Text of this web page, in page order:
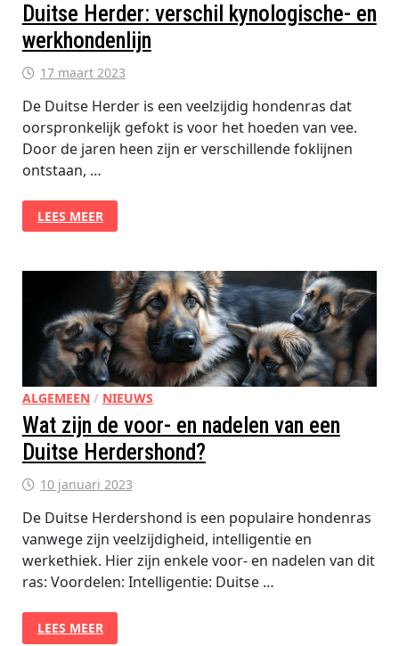
Duitse Herder: verschil kynologische- en
werkhondenlijn
17 maart 2023
De Duitse Herder is een veelzijdig hondenras dat
oorspronkelijk gefokt is voor het hoeden van vee.
Door de jaren heen zijn er verschillende foklijnen
ontstaan, …
DUITSE
HERDER:
VERSCHIL
WERKHONDENLIJN
LEES MEER
ALGEMEEN / NIEUWS
Wat zijn de voor- en nadelen van een
Duitse Herdershond?
10 januari 2023
De Duitse Herdershond is een populaire hondenras
vanwege zijn veelzijdigheid, intelligentie en
werkethiek. Hier zijn enkele voor- en nadelen van dit
ras: Voordelen: Intelligentie: Duitse …
WAT
ZIJN
LEES MEER